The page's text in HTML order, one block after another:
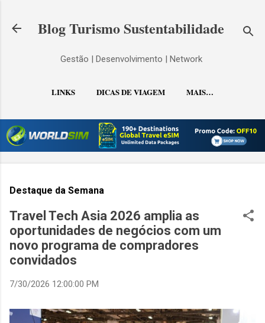
Blog Turismo Sustentabilidade
Gestão | Desenvolvimento | Network
LINKS DICAS DE VIAGEM MAIS…
CONTATO
Destaque da Semana
Travel Tech Asia 2026 amplia as
oportunidades de negócios com um
novo programa de compradores
convidados
7/30/2026 12:00:00 PM